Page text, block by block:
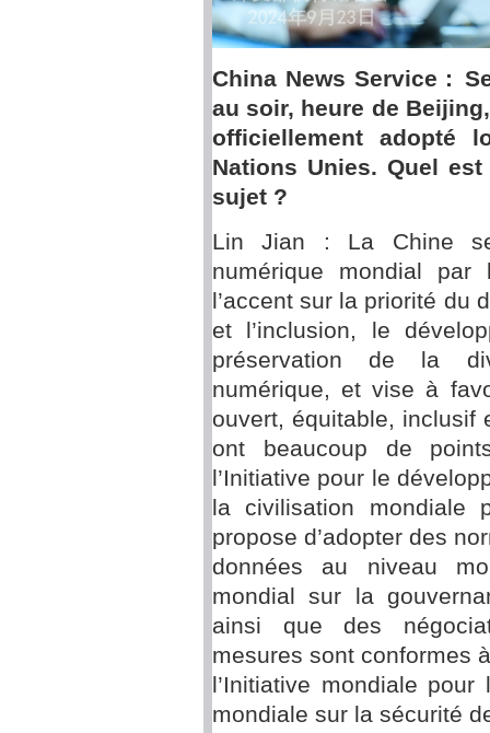
China News Service :
au soir, heure de
officiellement adopté
Nations Unies. Quel
sujet ?
Lin Jian : La Chine
numérique mondial
l’accent sur la priorité du
et l’inclusion, le
préservation de la
numérique, et vise à
ouvert, équitable, inclusif
ont beaucoup de
l’Initiative pour le
la civilisation mondiale
propose d’adopter des
données au niveau
mondial sur la
ainsi que des
mesures sont conformes
l’Initiative mondiale pour
mondiale sur la sécurité